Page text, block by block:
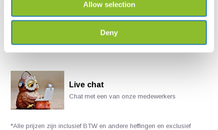
Allow selection
Deny
Live chat
Chat met een van onze medewerkers
*Alle prijzen zijn inclusief BTW en andere heffingen en exclusief